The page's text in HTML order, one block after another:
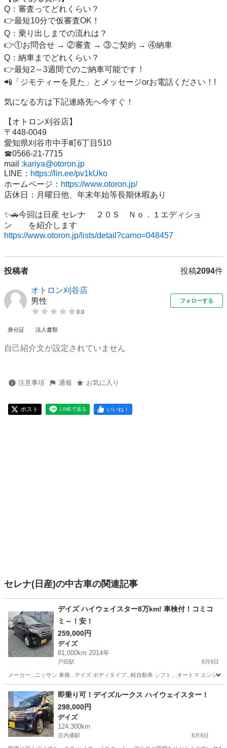
Q：審査ってどれくらい？
👉最短10分で仮審査OK！
Q：乗り出しまでの流れは？
👉①お問合せ → ②審査 → ③ご契約 → ④納車
Q：納車までどれくらい？
👉最短2～3週間でのご納車可能です！
📲「ジモティーを見た」とメッセージorお電話ください！!
気になる方は下記連絡先へ今すぐ！
【オトロン刈谷店】
〒448-0049
愛知県刈谷市中手町6丁目510
☎0566‐21‐7715
mail :kariya@otoron.jp
LINE： https://lin.ee/pv1kUko
ホームページ： https://www.otoron.jp/
店休日：月曜日他、年末年始等長期休暇あり
✨🚗今回は日産 セレナ 　２０Ｓ　Ｎｏ．１エディショ
https://www.otoron.jp/lists/detail?carno=048457
投稿者 投稿2094件
オトロン刈谷店
男性
0.0
フォローする
身分証 法人書類
自己紹介文が設定されていません
注意事項 通報 お気に入り
ポスト LINEで送る いいね！
セレナ(日産)の中古車の関連記事
デイズ ハイウェイスター8万km! 車検付！コミコ
ミ～！安！
259,000円
デイズ
81,000km 2014年
戸田駅 8月8日
メーカー...ニッサン 車種...デイズ ボディタイプ...軽自動車 シフト…オートマ エンジ
愛知 名古屋市 戸田駅 デイズ ハイウェイスター
即乗り可！デイズルークス ハイウェイスター！
298,000円
デイズ
124,300km
庄内通駅 8月8日